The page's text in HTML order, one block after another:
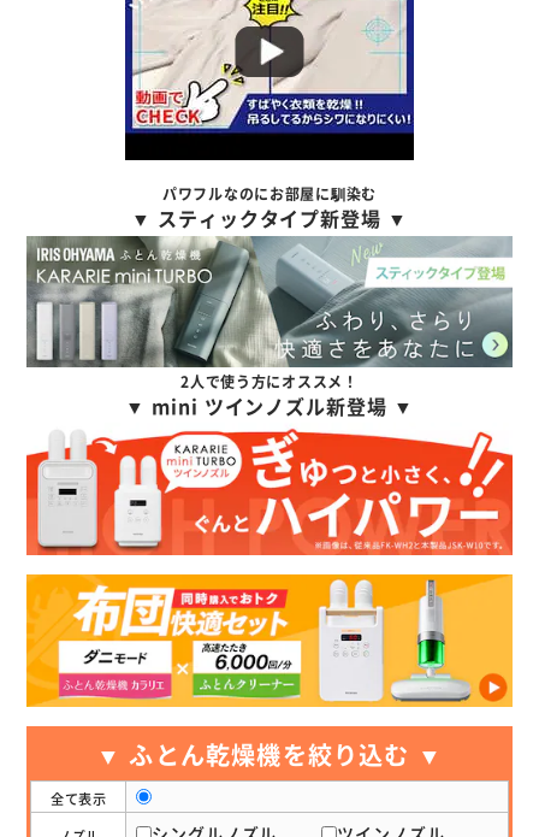
パワフルなのにお部屋に馴染む
▼ スティックタイプ新登場 ▼
2人で使う方にオススメ！
▼ mini ツインノズル新登場 ▼
▼ ふとん乾燥機を絞り込む ▼
全て表示